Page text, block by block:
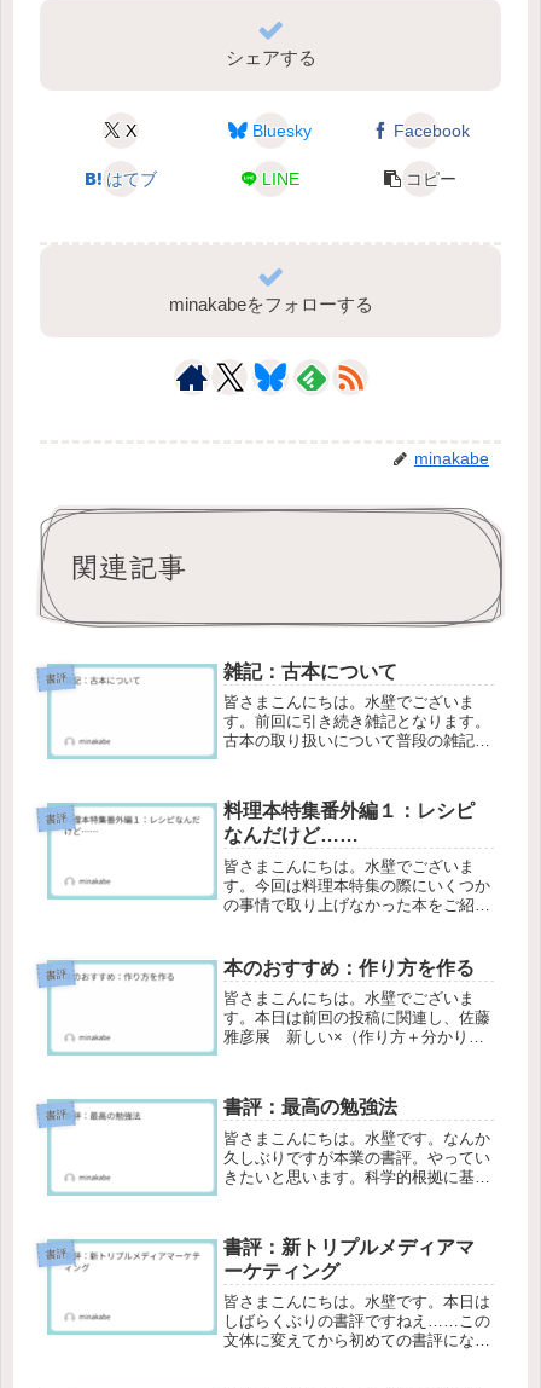
シェアする
X Bluesky Facebook
はてブ LINE コピー
minakabeをフォローする
minakabe
関連記事
書評 雑記：古本について
皆さまこんにちは。水壁でございま
す。前回に引き続き雑記となります。
古本の取り扱いについて普段の雑記と
ってブログを書いていることもあっ
て、このブログに出版年数の古い本を
載せる...
書評
料理本特集番外編１：レシピ
なんだけど……
皆さまこんにちは。水壁でございま
す。今回は料理本特集の際にいくつか
の事情で取り上げなかった本をご紹介
ちらになります。衛宮さんちの今日の
ごはん です。前提として、私はこの
シリ...
書評 本のおすすめ：作り方を作る
皆さまこんにちは。水壁でございま
す。本日は前回の投稿に関連し、佐藤
雅彦展 新しい×（作り方＋分かり
を作る毎度恒例リンクは以下になりま
す。図録と聞いて、知っている方であ
れば凡...
書評 書評：最高の勉強法
皆さまこんにちは。水壁です。なんか
久しぶりですが本業の書評。やってい
きたいと思います。科学的根拠に基づ
康介さん著の一冊でございます。一口
に勉強法といっても皆様自分の中であ
る...
書評
書評：新トリプルメディアマ
ーケティング
皆さまこんにちは。水壁です。本日は
しばらくぶりの書評ですねえ……この
文体に変えてから初めての書評になる